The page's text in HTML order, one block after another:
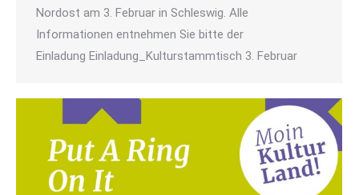
Nordost am 3. Februar in Schleswig. Alle
Informationen entnehmen Sie bitte der
Einladung Einladung_Kulturstammtisch 3. Februar